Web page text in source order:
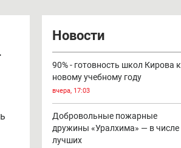
Новости
90% - готовность школ Кирова к
новому учебному году
вчера, 17:03
Добровольные пожарные
дружины «Уралхима» — в числе
лучших